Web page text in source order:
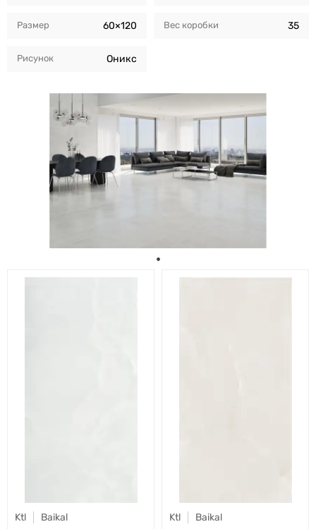
Размер 60×120
Рисунок Оникс
Вес коробки 35
Ktl Baikal Ktl Baikal